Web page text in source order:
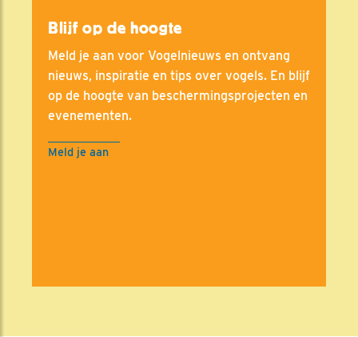
Blijf op de hoogte
Meld je aan voor Vogelnieuws en ontvang
nieuws, inspiratie en tips over vogels. En blijf
op de hoogte van beschermingsprojecten en
evenementen.
Meld je aan